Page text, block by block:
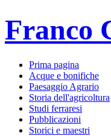
Franco
Prima pagina
Acque e bonifiche
Paesaggio Agrario
Storia dell'agricoltura
Studi ferraresi
Pubblicazioni
Storici e maestri